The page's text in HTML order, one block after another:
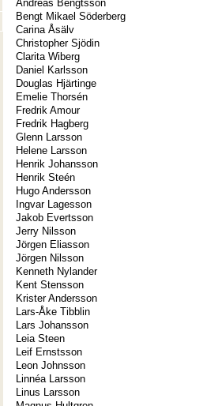
Andreas Bengtsson
Bengt Mikael Söderberg
Carina Åsälv
Christopher Sjödin
Clarita Wiberg
Daniel Karlsson
Douglas Hjärtinge
Emelie Thorsén
Fredrik Amour
Fredrik Hagberg
Glenn Larsson
Helene Larsson
Henrik Johansson
Henrik Steén
Hugo Andersson
Ingvar Lagesson
Jakob Evertsson
Jerry Nilsson
Jörgen Eliasson
Jörgen Nilsson
Kenneth Nylander
Kent Stensson
Krister Andersson
Lars-Åke Tibblin
Lars Johansson
Leia Steen
Leif Ernstsson
Leon Johnsson
Linnéa Larsson
Linus Larsson